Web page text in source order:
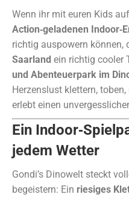
Wenn ihr mit euren Kids
Action‑geladenen
richtig auspowern können,
Saarland ein richtig cooler
und Abenteuerpark im
Herzenslust klettern,
erlebt einen
Ein
jedem Wetter
Gondi’s Dinowelt steckt
begeistern: Ein riesiges